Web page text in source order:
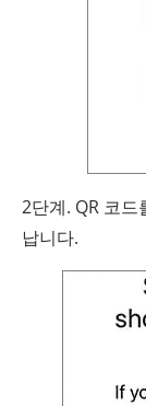
2단계. QR 코
납니다.